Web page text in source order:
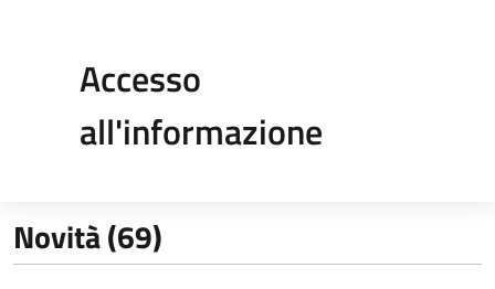
Accesso
all'informazione
Novità (69)